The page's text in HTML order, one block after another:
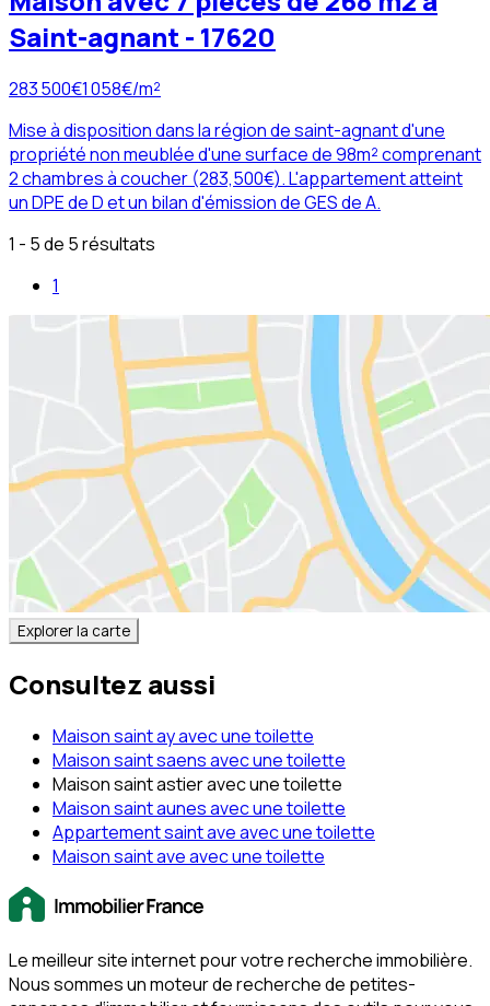
Saint-agnant - 17620
283 500€1 058€/m²
Mise à disposition dans la région de saint-agnant d'une
propriété non meublée d'une surface de 98m² comprenant
2 chambres à coucher (283,500€). L'appartement atteint
un DPE de D et un bilan d'émission de GES de A.
1 - 5 de 5 résultats
1
Explorer la carte
Consultez aussi
Maison saint ay avec une toilette
Maison saint saens avec une toilette
Maison saint astier avec une toilette
Maison saint aunes avec une toilette
Appartement saint ave avec une toilette
Maison saint ave avec une toilette
Le meilleur site internet pour votre recherche immobilière.
Nous sommes un moteur de recherche de petites-